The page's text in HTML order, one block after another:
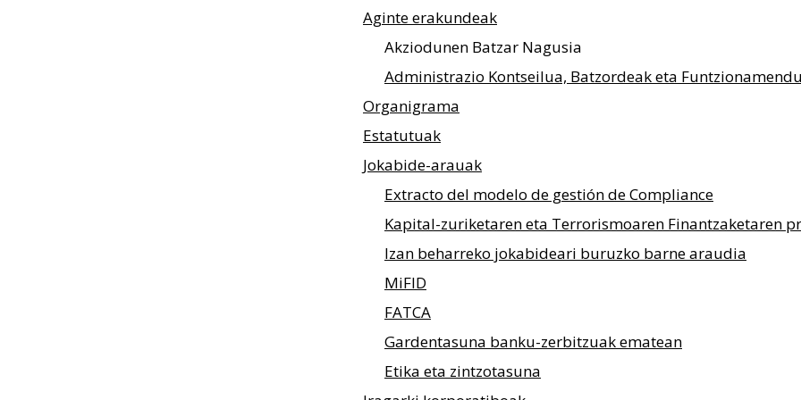
Aginte erakundeak
Akziodunen Batzar Nagusia
Administrazio Kontseilua, Batzordeak eta
Organigrama
Estatutuak
Jokabide-arauak
Extracto del modelo de gestión de Compliance
Kapital-zuriketaren eta Terrorismoaren Finantzaketaren
Izan beharreko jokabideari buruzko barne araudia
MiFID
FATCA
Gardentasuna banku-zerbitzuak ematean
Etika eta zintzotasuna